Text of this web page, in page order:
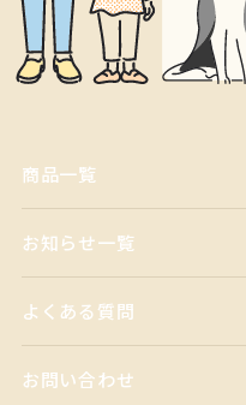
商品一覧
お知らせ一覧
よくある質問
お問い合わせ